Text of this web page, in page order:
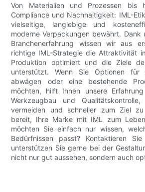
Von Materialien und Prozessen bis
Compliance und Nachhaltigkeit: IML-
vielseitige, langlebige und
moderne Verpackungen bewährt. Dank
Branchenerfahrung wissen wir aus
richtige IML-Strategie die Attraktivität
Produktion optimiert und die Ziele
unterstützt. Wenn Sie Optionen für
abwägen oder eine bestehende
möchten, hilft Ihnen unsere
Werkzeugbau und
vermeiden und schneller zum Ziel
bereit, Ihre Marke mit IML zum
möchten Sie einfach nur wissen,
Bedürfnissen passt? Kontaktieren
unterstützen Sie gerne bei der
nicht nur gut aussehen, sondern auch